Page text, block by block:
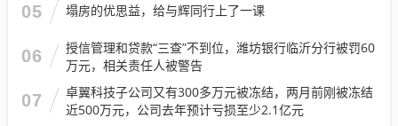
05 塌房的优思益，给与辉同行上了一课
06
授信管理和贷款“三查”不到位，潍坊银行临沂分行被罚60
万元，相关责任人被警告
07
卓翼科技子公司又有300多万元被冻结，两月前刚被冻结
近500万元，公司去年预计亏损至少2.1亿元